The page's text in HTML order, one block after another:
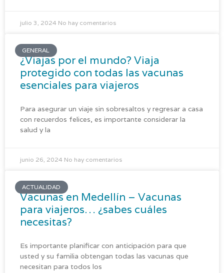
julio 3, 2024 No hay comentarios
GENERAL
¿Viajas por el mundo? Viaja
protegido con todas las vacunas
esenciales para viajeros
Para asegurar un viaje sin sobresaltos y regresar a casa
con recuerdos felices, es importante considerar la
salud y la
junio 26, 2024 No hay comentarios
ACTUALIDAD
Vacunas en Medellín – Vacunas
para viajeros… ¿sabes cuáles
necesitas?
Es importante planificar con anticipación para que
usted y su familia obtengan todas las vacunas que
necesitan para todos los